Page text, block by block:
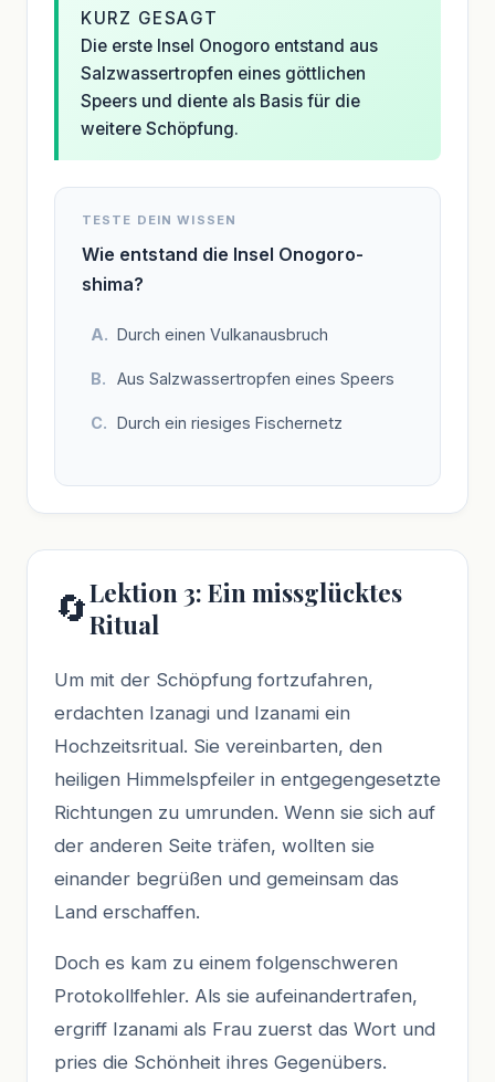
KURZ GESAGT
Die erste Insel Onogoro entstand aus
Salzwassertropfen eines göttlichen
Speers und diente als Basis für die
weitere Schöpfung.
TESTE DEIN WISSEN
Wie entstand die Insel Onogoro-
shima?
Durch einen Vulkanausbruch
Aus Salzwassertropfen eines Speers
Durch ein riesiges Fischernetz
🔄Lektion 3: Ein missglücktes
Ritual
Um mit der Schöpfung fortzufahren,
erdachten Izanagi und Izanami ein
Hochzeitsritual. Sie vereinbarten, den
heiligen Himmelspfeiler in entgegengesetzte
Richtungen zu umrunden. Wenn sie sich auf
der anderen Seite träfen, wollten sie
einander begrüßen und gemeinsam das
Land erschaffen.
Doch es kam zu einem folgenschweren
Protokollfehler. Als sie aufeinandertrafen,
ergriff Izanami als Frau zuerst das Wort und
pries die Schönheit ihres Gegenübers.